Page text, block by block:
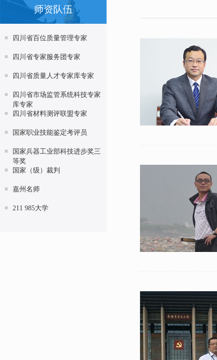
师资队伍
四川省百位质量管理专家
四川省专家服务团专家
四川省质量人才专家库专家
四川省市场监管系统科技专家
库专家
四川省材料测评联盟专家
国家职业技能鉴定考评员
国家兵器工业部科技进步奖三
等奖
国家（级）裁判
嘉州名师
211 985大学